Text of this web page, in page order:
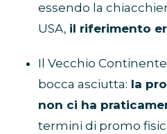
essendo la
USA, il riferimento
Il Vecchio
bocca asciutta: la
non ci ha
termini di promo